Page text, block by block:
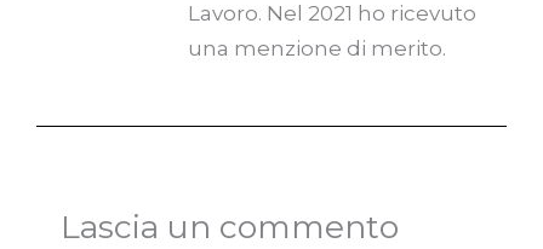
Lavoro. Nel 2021 ho ricevuto
una menzione di merito.
Lascia un commento